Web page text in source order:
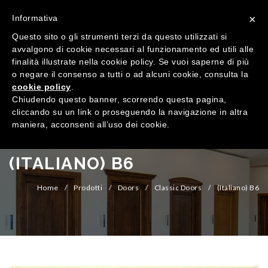
MENU
HOME
COMPANY
QUALIFICATIONS
(ITALIANO) B6
Home / Prodotti / Doors / Classic Doors / (Italiano) B6
×
Informativa
Questo sito o gli strumenti terzi da questo utilizzati si
avvalgono di cookie necessari al funzionamento ed utili alle
finalità illustrate nella cookie policy. Se vuoi saperne di più
o negare il consenso a tutti o ad alcuni cookie, consulta la
cookie policy
Chiudendo questo banner, scorrendo questa pagina,
cliccando su un link o proseguendo la navigazione in altra
maniera, acconsenti all’uso dei cookie.